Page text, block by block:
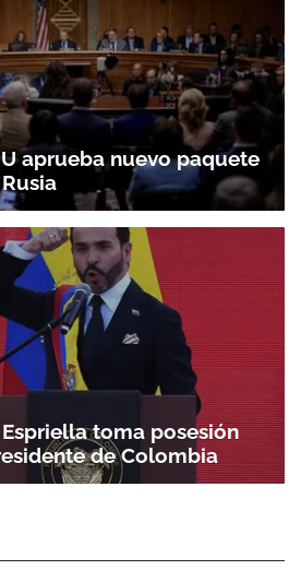
aprueba nuevo paquete
toma posesión
de Colombia